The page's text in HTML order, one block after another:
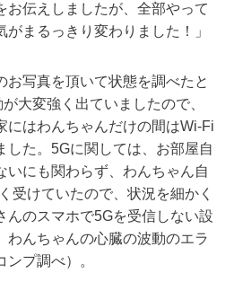
お伝えしましたが、全部やって
まるっきり変わりました！」
お写真を頂いて状態を調べたと
大変強く出ていましたので、
にはわんちゃんだけの間はWi-Fi
した。5Gに関しては、お部屋自
いにも関わらず、わんちゃん自
受けていたので、状況を細かく
んのスマホで5Gを受信しない設
わんちゃんの心臓の波動のエラ
プ調べ）。